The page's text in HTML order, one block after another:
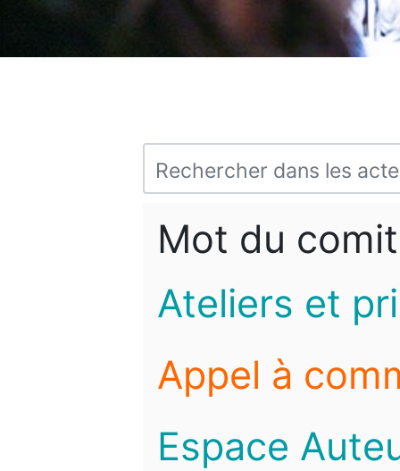
Mot du
Ateliers et
Appel à
Espace